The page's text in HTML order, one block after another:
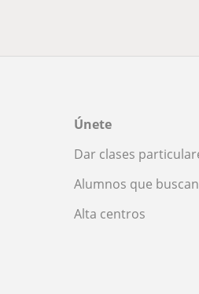
Únete
Dar clases
Alumnos que
Alta centros